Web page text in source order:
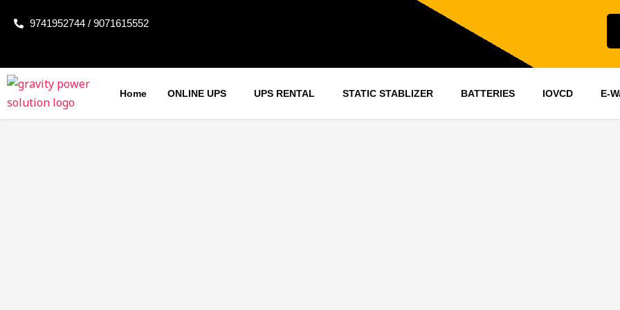
9741952744 / 9071615552
Home ONLINE UPS UPS RENTAL STATIC STABLIZER BATTERIES IOVCD E-